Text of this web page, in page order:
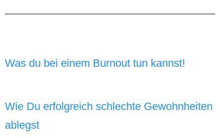
Was du bei einem Burnout tun kannst!
Wie Du erfolgreich schlechte Gewohnheiten
ablegst